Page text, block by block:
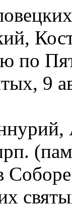
по
9